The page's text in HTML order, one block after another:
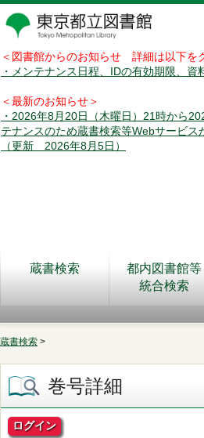
＜図書館からのお知らせ 詳細は以下を
・メンテナンス日程、IDの有効期限、
＜最新のお知らせ＞
・2026年8月20日（木曜日）21時から
テナンスのため蔵書検索等Webサービス
（更新 2026年8月5日）
蔵書検索
都内図書館等
統合検索
蔵書検索 >
巻号詳細
ログイン